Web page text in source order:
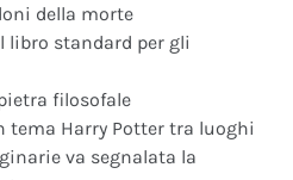
della morte
libro standard per gli
filosofale
tema Harry Potter tra luoghi
va segnalata la